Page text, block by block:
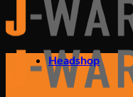
Headshop